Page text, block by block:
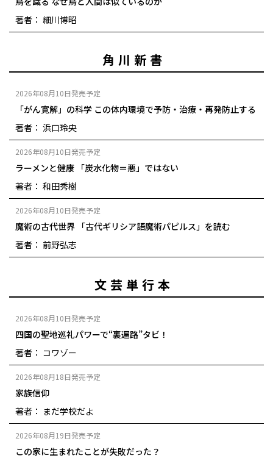
著者： 細川博昭
角川新書
2026年08月10日発売予定
「がん寛解」の科学 この体内環境で予防・治療・再発防止する
著者： 浜口玲央
2026年08月10日発売予定
ラーメンと健康 「炭水化物＝悪」ではない
著者： 和田秀樹
2026年08月10日発売予定
魔術の古代世界 「古代ギリシア語魔術パピルス」を読む
著者： 前野弘志
文芸単行本
2026年08月10日発売予定
四国の聖地巡礼パワーで“裏遍路”タビ！
著者： コワゾー
2026年08月18日発売予定
家族信仰
著者： まだ学校だよ
2026年08月19日発売予定
この家に生まれたことが失敗だった？